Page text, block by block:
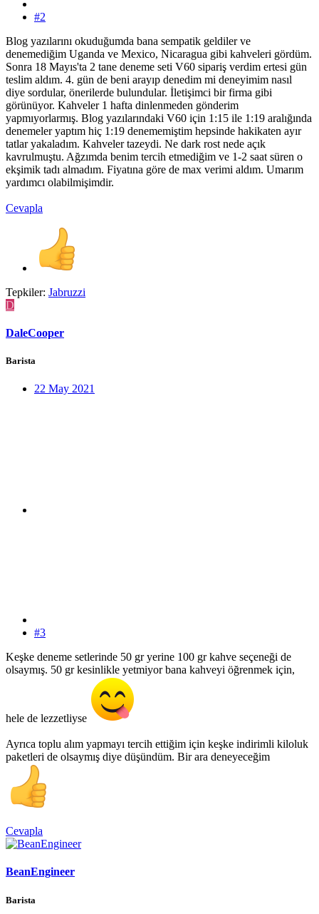
#2
Blog yazılarını okuduğumda bana sempatik geldiler ve
denemediğim Uganda ve Mexico, Nicaragua gibi kahveleri gördüm.
Sonra 18 Mayıs'ta 2 tane deneme seti V60 sipariş verdim ertesi gün
teslim aldım. 4. gün de beni arayıp denedim mi deneyimim nasıl
diye sordular, önerilerde bulundular. İletişimci bir firma gibi
görünüyor. Kahveler 1 hafta dinlenmeden gönderim
yapmıyorlarmış. Blog yazılarındaki V60 için 1:15 ile 1:19 aralığında
denemeler yaptım hiç 1:19 denememiştim hepsinde hakikaten ayır
tatlar yakaladım. Kahveler tazeydi. Ne dark rost nede açık
kavrulmuştu. Ağzımda benim tercih etmediğim ve 1-2 saat süren o
ekşimik tadı almadım. Fiyatına göre de max verimi aldım. Umarım
yardımcı olabilmişimdir.
Cevapla
Tepkiler: Jabruzzi
D
DaleCooper
Barista
22 May 2021
#3
Keşke deneme setlerinde 50 gr yerine 100 gr kahve seçeneği de
olsaymış. 50 gr kesinlikle yetmiyor bana kahveyi öğrenmek için,
hele de lezzetliyse
Ayrıca toplu alım yapmayı tercih ettiğim için keşke indirimli kiloluk
paketleri de olsaymış diye düşündüm. Bir ara deneyeceğim
Cevapla
BeanEngineer
Barista